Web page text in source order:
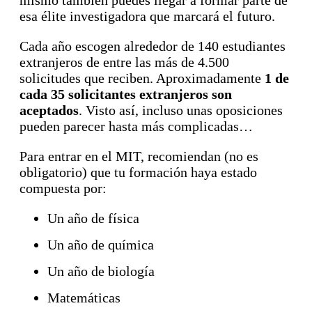
esa élite investigadora que marcará el futuro.
Cada año escogen alrededor de 140 estudiantes
extranjeros de entre las más de 4.500
solicitudes que reciben. Aproximadamente 1 de
cada 35 solicitantes extranjeros son
aceptados. Visto así, incluso unas oposiciones
pueden parecer hasta más complicadas…
Para entrar en el MIT, recomiendan (no es
obligatorio) que tu formación haya estado
compuesta por:
Un año de física
Un año de química
Un año de biología
Matemáticas